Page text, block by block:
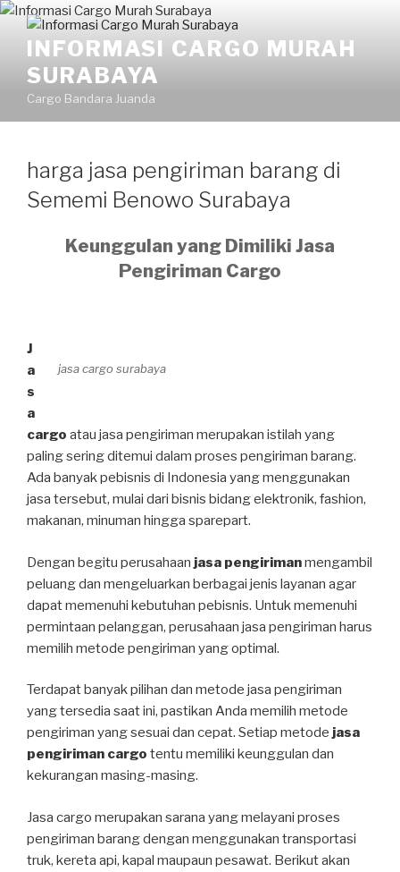
Skip
contentINFORMASI CARGO MURAH
SURABAYA
Cargo Bandara Juanda
harga jasa pengiriman barang di
Sememi Benowo Surabaya
Keunggulan yang Dimiliki Jasa
Pengiriman Cargo
jasa cargo surabaya
J
a
s
a
cargo atau jasa pengiriman merupakan istilah yang
paling sering ditemui dalam proses pengiriman barang.
Ada banyak pebisnis di Indonesia yang menggunakan
jasa tersebut, mulai dari bisnis bidang elektronik, fashion,
makanan, minuman hingga sparepart.
Dengan begitu perusahaan jasa pengirimanmengambil
peluang dan mengeluarkan berbagai jenis layanan agar
dapat memenuhi kebutuhan pebisnis. Untuk memenuhi
permintaan pelanggan, perusahaan jasa pengiriman harus
memilih metode pengiriman yang optimal.
Terdapat banyak pilihan dan metode jasa pengiriman
yang tersedia saat ini, pastikan Anda memilih metode
pengiriman yang sesuai dan cepat. Setiap metode jasa
pengiriman cargo tentu memiliki keunggulan dan
kekurangan masing-masing.
Jasa cargo merupakan sarana yang melayani proses
pengiriman barang dengan menggunakan transportasi
truk, kereta api, kapal maupaun pesawat. Berikut akan